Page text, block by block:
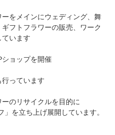
をメインにウェディング、舞
フトフラワーの販売、ワーク
ています
ョップを開催
っています
のリサイクルを目的に
」を立ち上げ展開しています。